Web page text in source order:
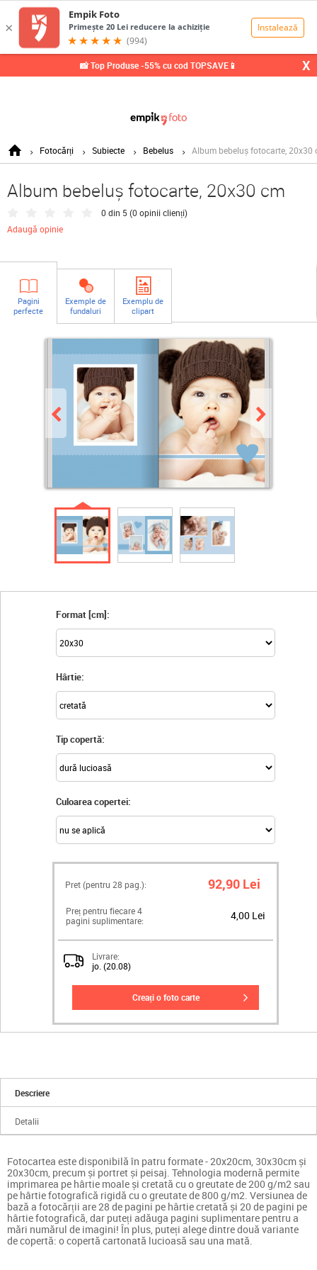
📸 Top Produse -55% cu cod TOPSAVE📱 X
Fotocărți Subiecte Bebelus Album bebeluș fotocarte, 20x30
Album bebeluș fotocarte, 20x30 cm
0 din 5 (0 opinii clienți)
Adaugă opinie
Pagini
perfecte
Exemple de
fundaluri
Exemplu de
clipart
Format [cm]:
Hârtie:
Tip copertă:
Culoarea copertei:
Pret (pentru 28 pag.): 92,90 Lei
Preț pentru fiecare 4
pagini suplimentare:
4,00 Lei
Livrare:
jo. (20.08)
creați o foto carte
Descriere
Detalii
Fotocartea este disponibilă în patru formate - 20x20cm, 30x30cm și
20x30cm, precum și portret și peisaj. Tehnologia modernă permite
imprimarea pe hârtie moale și cretată cu o greutate de 200 g/m2 sau
pe hârtie fotografică rigidă cu o greutate de 800 g/m2. Versiunea de
bază a fotocărții are 28 de pagini pe hârtie cretată și 20 de pagini pe
hârtie fotografică, dar puteți adăuga pagini suplimentare pentru a
mări numărul de imagini! În plus, puteți alege dintre două variante
de copertă: o copertă cartonată lucioasă sau una mată.